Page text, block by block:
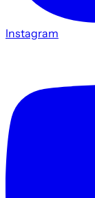
Instagram